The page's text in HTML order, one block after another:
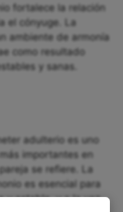
fortalece la relación
el cónyuge. La
ambiente de armonía
como resultado
y sanas.
adulterio es uno
importantes en
se refiere. La
es esencial para
y estable, y a la vez,